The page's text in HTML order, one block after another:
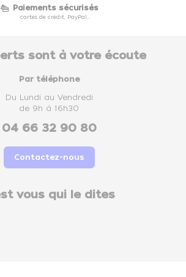
Paiements sécurisés
cartes de crédit, PayPal...
sont à votre écoute
Par téléphone
Du Lundi au Vendredi
de 9h à 16h30
04 66 32 90 80
Contactez-nous
vous qui le dites